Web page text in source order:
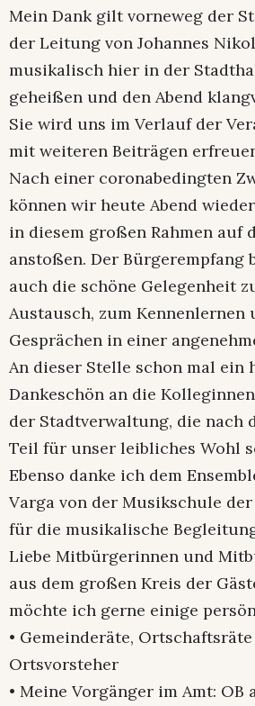
Mein Dank gilt vorneweg der
der Leitung von Johannes
musikalisch hier in der
geheißen und den Abend
Sie wird uns im Verlauf der
mit weiteren Beiträgen
Nach einer coronabedingten
können wir heute Abend
in diesem großen Rahmen auf
anstoßen. Der Bürgerempfang
auch die schöne Gelegenheit
Austausch, zum Kennenlernen
Gesprächen in einer
An dieser Stelle schon mal ein
Dankeschön an die
der Stadtverwaltung, die nach
Teil für unser leibliches Wohl
Ebenso danke ich dem
Varga von der Musikschule
für die musikalische
Liebe Mitbürgerinnen und
aus dem großen Kreis der
möchte ich gerne einige
• Gemeinderäte,
Ortsvorsteher
• Meine Vorgänger im Amt: OB